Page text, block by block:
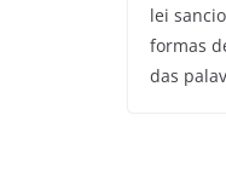
lei
formas
das